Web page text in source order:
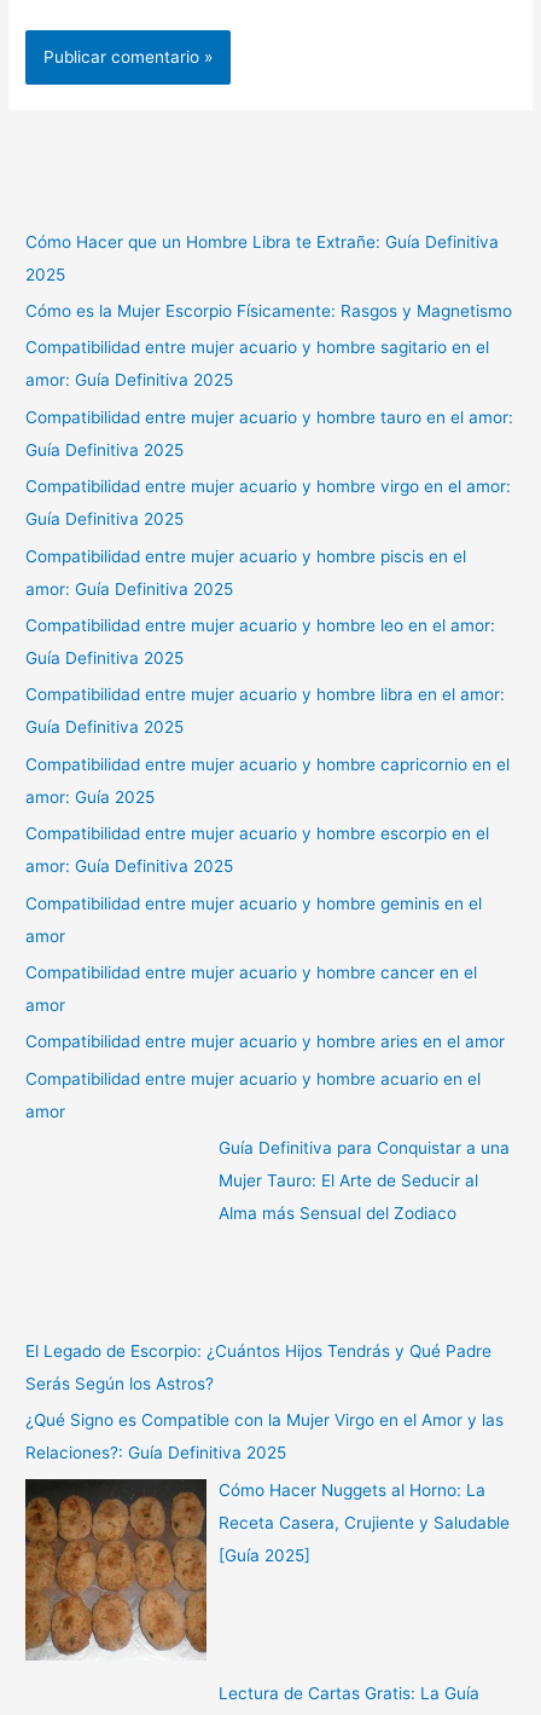
Cómo Hacer que un Hombre Libra te Extrañe: Guía Definitiva
2025
Cómo es la Mujer Escorpio Físicamente: Rasgos y Magnetismo
Compatibilidad entre mujer acuario y hombre sagitario en el
amor: Guía Definitiva 2025
Compatibilidad entre mujer acuario y hombre tauro en el amor:
Guía Definitiva 2025
Compatibilidad entre mujer acuario y hombre virgo en el amor:
Guía Definitiva 2025
Compatibilidad entre mujer acuario y hombre piscis en el
amor: Guía Definitiva 2025
Compatibilidad entre mujer acuario y hombre leo en el amor:
Guía Definitiva 2025
Compatibilidad entre mujer acuario y hombre libra en el amor:
Guía Definitiva 2025
Compatibilidad entre mujer acuario y hombre capricornio en el
amor: Guía 2025
Compatibilidad entre mujer acuario y hombre escorpio en el
amor: Guía Definitiva 2025
Compatibilidad entre mujer acuario y hombre geminis en el
amor
Compatibilidad entre mujer acuario y hombre cancer en el
amor
Compatibilidad entre mujer acuario y hombre aries en el amor
Compatibilidad entre mujer acuario y hombre acuario en el
amor
Guía Definitiva para Conquistar a una
Mujer Tauro: El Arte de Seducir al
Alma más Sensual del Zodiaco
El Legado de Escorpio: ¿Cuántos Hijos Tendrás y Qué Padre
Serás Según los Astros?
¿Qué Signo es Compatible con la Mujer Virgo en el Amor y las
Relaciones?: Guía Definitiva 2025
Cómo Hacer Nuggets al Horno: La
Receta Casera, Crujiente y Saludable
[Guía 2025]
Lectura de Cartas Gratis: La Guía